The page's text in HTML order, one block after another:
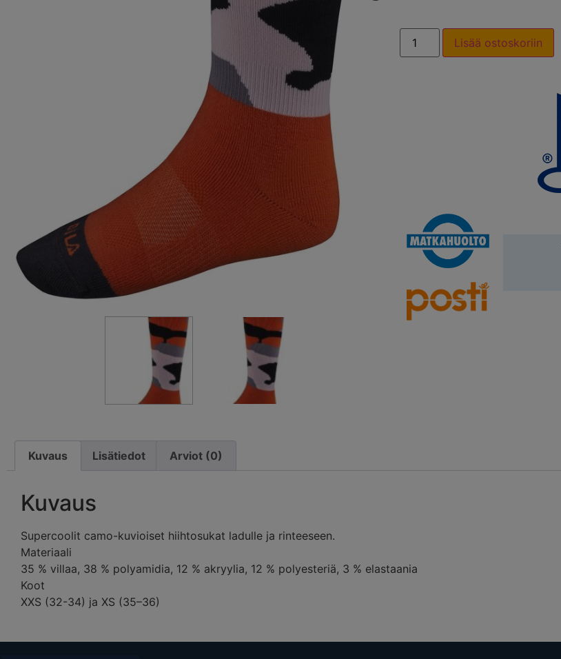
Lisää ostoskoriin
Kuvaus Lisätiedot Arviot (0)
Kuvaus
Supercoolit camo-kuvioiset hiihtosukat ladulle ja rinteeseen.
Materiaali
35 % villaa, 38 % polyamidia, 12 % akryylia, 12 % polyesteriä, 3 % elastaania
Koot
XXS (32-34) ja XS (35–36)